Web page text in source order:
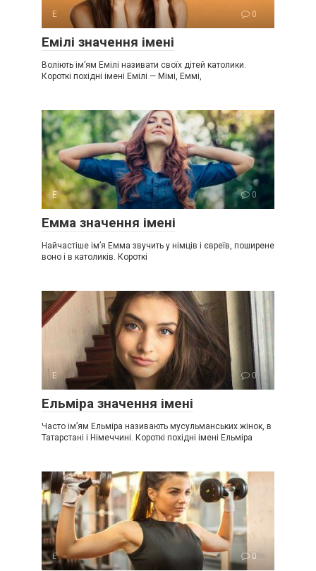
Е 0
Емілі значення імені
Воліють ім’ям Емілі називати своїх дітей католики.
Короткі похідні імені Емілі — Мімі, Еммі,
Е 0
Емма значення імені
Найчастіше ім’я Емма звучить у німців і євреїв, поширене
воно і в католиків. Короткі
Е 0
Ельміра значення імені
Часто ім’ям Ельміра називають мусульманських жінок, в
Татарстані і Німеччині. Короткі похідні імені Ельміра
Е 0